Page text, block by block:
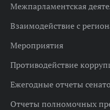
Межпарламентская
Взаимодействие с
Мероприятия
Противодействие
Ежегодные отчеты
Отчеты полномочных